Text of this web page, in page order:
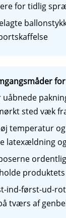
for tidlig
uåbnede
sted væk
temperatur
latexældning
produktets
ind-først-ud-
tværs af